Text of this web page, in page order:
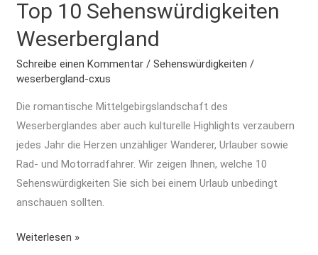
Top 10 Sehenswürdigkeiten
Weserbergland
Schreibe einen Kommentar /Sehenswürdigkeiten /
weserbergland-cxus
Die romantische Mittelgebirgslandschaft des
Weserberglandes aber auch kulturelle Highlights verzaubern
jedes Jahr die Herzen unzähliger Wanderer, Urlauber sowie
Rad- und Motorradfahrer. Wir zeigen Ihnen, welche 10
Sehenswürdigkeiten Sie sich bei einem Urlaub unbedingt
anschauen sollten.
Top
Sehenswürdigkeiten
Weserbergland
Weiterlesen »